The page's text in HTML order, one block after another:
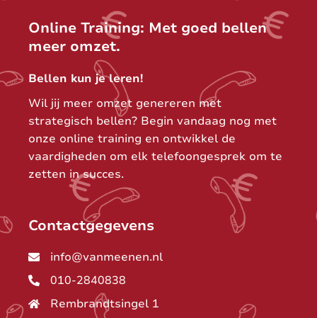
Online Training: Met goed bellen
meer omzet.
Bellen kun je leren!
Wil jij meer omzet genereren met
strategisch bellen? Begin vandaag nog met
onze online training en ontwikkel de
vaardigheden om elk telefoongesprek om te
zetten in succes.
Contactgegevens
info@vanmeenen.nl
010-2840838
Rembrandtsingel 1